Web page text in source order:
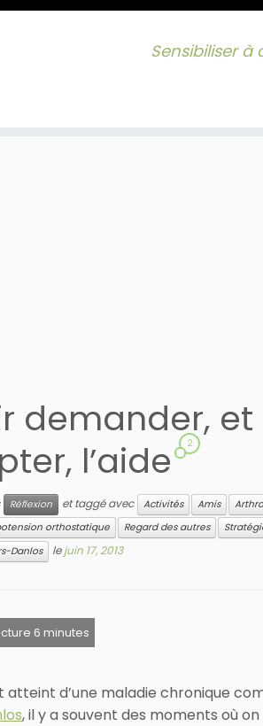
Sensibiliser à
demander, et
l’aide 2
Réflexion et taggé avec Activités Amis
orthostatique Regard des autres
Danlos
lejuin 17, 2013
atteint d’une maladie chronique
, il y a souvent des moments où on